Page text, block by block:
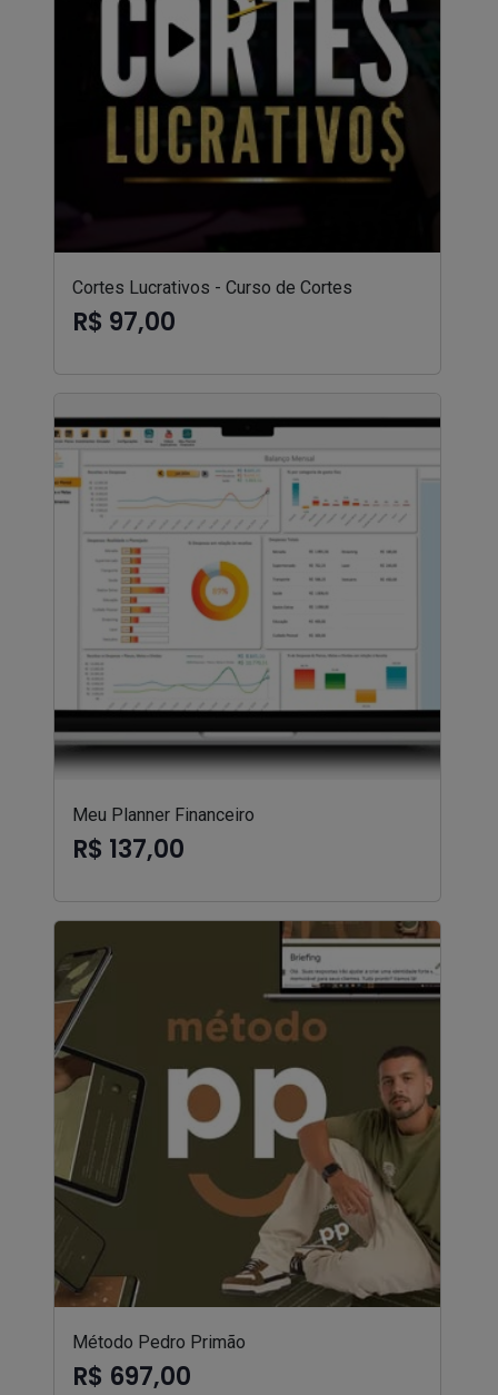
Cortes Lucrativos - Curso de Cortes
R$ 97,00
Meu Planner Financeiro
R$ 137,00
Método Pedro Primão
R$ 697,00